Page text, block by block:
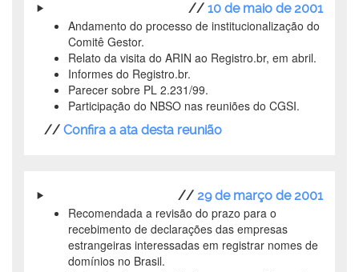
// 10 de maio de 2001
Andamento do processo de institucionalização do
Comitê Gestor.
Relato da visita do ARIN ao Registro.br, em abril.
Informes do Registro.br.
Parecer sobre PL 2.231/99.
Participação do NBSO nas reuniões do CGSI.
// Confira a ata desta reunião
// 29 de março de 2001
Recomendada a revisão do prazo para o
recebimento de declarações das empresas
estrangeiras interessadas em registrar nomes de
domínios no Brasil.